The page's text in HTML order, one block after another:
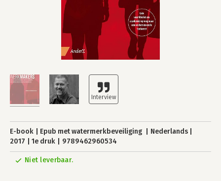
E-book Epub met watermerkbeveiliging
Nederlands
2017
1e druk 9789462960534
Niet leverbaar.